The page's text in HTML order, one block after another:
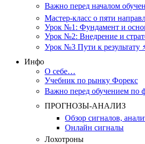
Важно перед началом
Мастер-класс о пяти
Урок №1: Фундамент и
Урок №2: Внедрение и
Урок №3 Пути к результату
Инфо
О себе…
Учебник по рынку Форекс
Важно перед обучением по
ПРОГНОЗЫ-АНАЛИЗ
Обзор сигналов,
Онлайн сигналы
Лохотроны